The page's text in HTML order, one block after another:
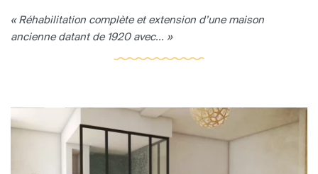
« Réhabilitation complète et extension d’une maison
ancienne datant de 1920 avec... »